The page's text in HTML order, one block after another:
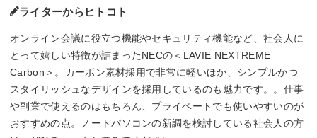
ライターからヒトコト
オンライン会議に役立つ機能やセキュリティ機能など、社会人に
とって嬉しい特徴が詰まったNECの＜LAVIE NEXTREME
Carbon＞。カーボン素材採用で非常に軽いほか、シンプルかつ
スタイリッシュなデザインを採用しているのも魅力です。。仕事
や副業で使えるのはもちろん、プライベートでも使いやすいのが
おすすめの点。ノートパソコンの新調を検討している社会人の方